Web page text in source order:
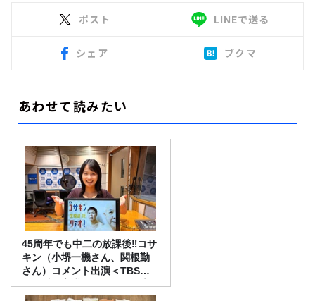
ポスト LINEで送る
シェア ブクマ
あわせて読みたい
45周年でも中二の放課後‼コサ
キン（小堺一機さん、関根勤
さん）コメント出演＜TBSラ
ジオ番組審議会からのご報告
＞